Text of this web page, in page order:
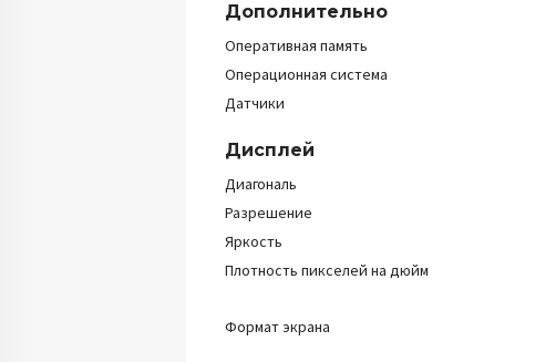
Дополнительно
Оперативная память
Операционная система
Датчики
Дисплей
Диагональ
Разрешение
Яркость
Плотность пикселей на дюйм
Формат экрана